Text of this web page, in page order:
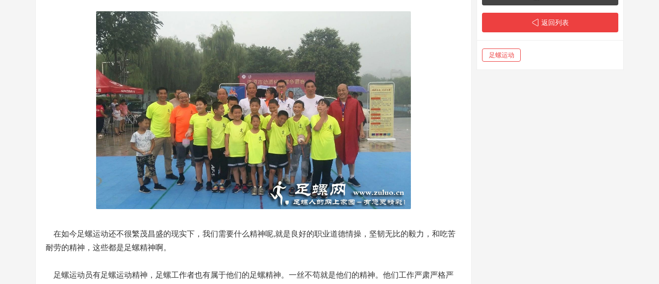
在如今足螺运动还不很繁茂昌盛的现实下，我们需要什么精神呢,就是良好的职业道德情操，坚韧无比的毅力，和吃苦
耐劳的精神，这些都是足螺精神啊。
足螺运动员有足螺运动精神，足螺工作者也有属于他们的足螺精神。一丝不苟就是他们的精神。他们工作严肃严格严
返回列表
足螺运动